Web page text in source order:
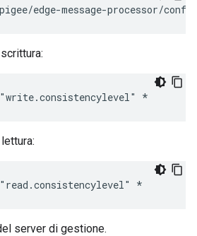
edge-message-processor/conf
*
*
server di gestione.